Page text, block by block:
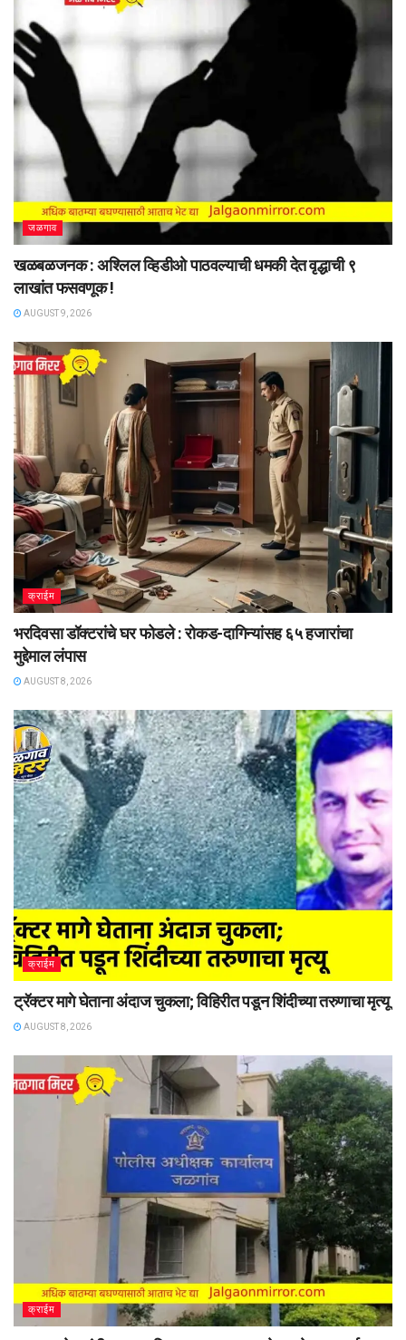
जळगाव
खळबळजनक : अश्लिल व्हिडीओ पाठवल्याची धमकी देत वृद्धाची ९
लाखांत फसवणूक !
AUGUST 9, 2026
क्राईम
भरदिवसा डॉक्टरांचे घर फोडले : रोकड-दागिन्यांसह ६५ हजारांचा
मुद्देमाल लंपास
AUGUST 8, 2026
क्राईम
ट्रॅक्टर मागे घेताना अंदाज चुकला; विहिरीत पडून शिंदीच्या तरुणाचा मृत्यू
AUGUST 8, 2026
क्राईम